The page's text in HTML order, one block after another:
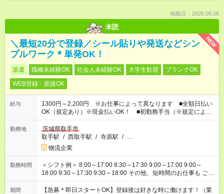
掲載日：2026.08.06
未読
NEW
＼最短20分で登録／シール貼りや発送などシン
プルワーク＊単発OK！
派遣 職種未経験OK 社会人未経験OK 大学生歓迎
ブランクOK
WEB登録・面接OK
給与
1300円～2,200円 ※お仕事によって異なります ■全額日払い
OK（規定あり）※現金払いOK！ ■初勤務手当（※規定によ
る）
勤務地
茨城県取手市
取手駅 / 西取手駅 / 寺原駅 / …
物流企業
勤務時間
＜シフト例＞ 8:00～17:00 8:30～17:30 9:00～17:00 9:00～
18:00 9:30～17:30 9:30～18:00 その他、短時間のお仕事も ご希
望をお聞かせください！
期間
【急募＊即日スタートOK】登録後は好きな時に働けます！（業